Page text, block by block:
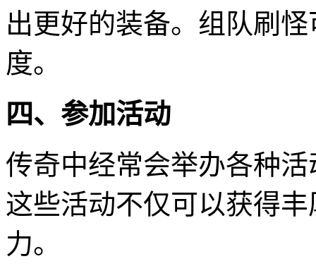
出更好的装备。组队刷
度。
四、参加活动
传奇中经常会举办各种
这些活动不仅可以获得
力。